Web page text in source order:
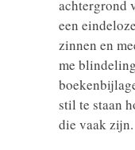
achtergrond
een
zinnen en
me
stil te staan
die vaak zijn.